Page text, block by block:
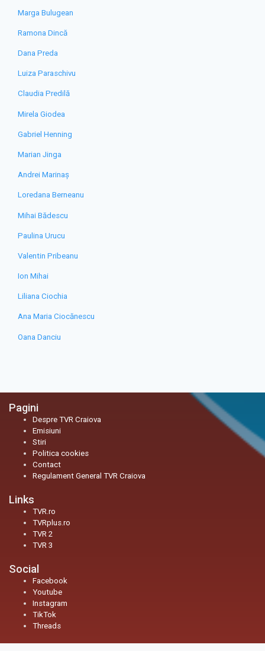
Marga Bulugean
Ramona Dincă
Dana Preda
Luiza Paraschivu
Claudia Predilă
Mirela Giodea
Gabriel Henning
Marian Jinga
Andrei Marinaș
Loredana Berneanu
Mihai Bădescu
Paulina Urucu
Valentin Pribeanu
Ion Mihai
Liliana Ciochia
Ana Maria Ciocănescu
Oana Danciu
Pagini
Despre TVR Craiova
Emisiuni
Stiri
Politica cookies
Contact
Regulament General TVR Craiova
Links
TVR.ro
TVRplus.ro
TVR 2
TVR 3
Social
Facebook
Youtube
Instagram
TikTok
Threads